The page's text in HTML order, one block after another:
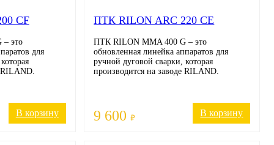
CF
это
для
RILAND.
В корзину
ПТК RILON ARC 220 CE
9 600₽
ПТК RILON MMA 400 G – это
обновленная линейка аппаратов для
ручной дуговой сварки, которая
производится на заводе RILAND.
В корзину